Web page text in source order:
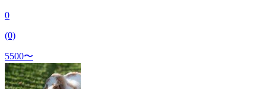
0
(0)
5500〜